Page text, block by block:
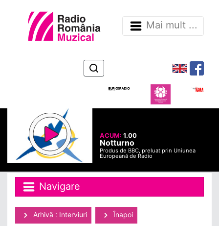
Mai mult ...
ACUM:1.00
Notturno
Produs de BBC, preluat prin Uniunea
Europeană de Radio
Navigare
Arhivă : Interviuri Înapoi